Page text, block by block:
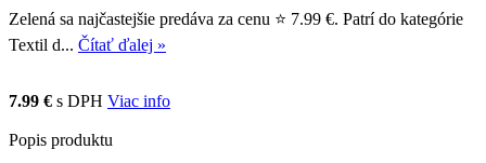
Zelená sa najčastejšie predáva za cenu ⭐ 7.99 €. Patrí do kategórie
Textil d... Čítať ďalej »
7.99 € s DPH Viac info
Popis produktu